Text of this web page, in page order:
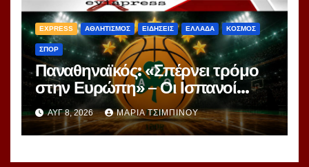
EXPRESS ΑΘΛΗΤΙΣΜΟΣ ΕΙΔΗΣΕΙΣ ΕΛΛΑΔΑ ΚΟΣΜΟΣ
ΣΠΟΡ
Παναθηναϊκός: «Σπέρνει τρόμο
στην Ευρώπη» – Οι Ισπανοί
βλέπουν μια πράσινη
υπερομάδα!
ΑΥΓ 8, 2026 ΜΑΡΊΑ ΤΣΙΜΠΙΝΟΎ